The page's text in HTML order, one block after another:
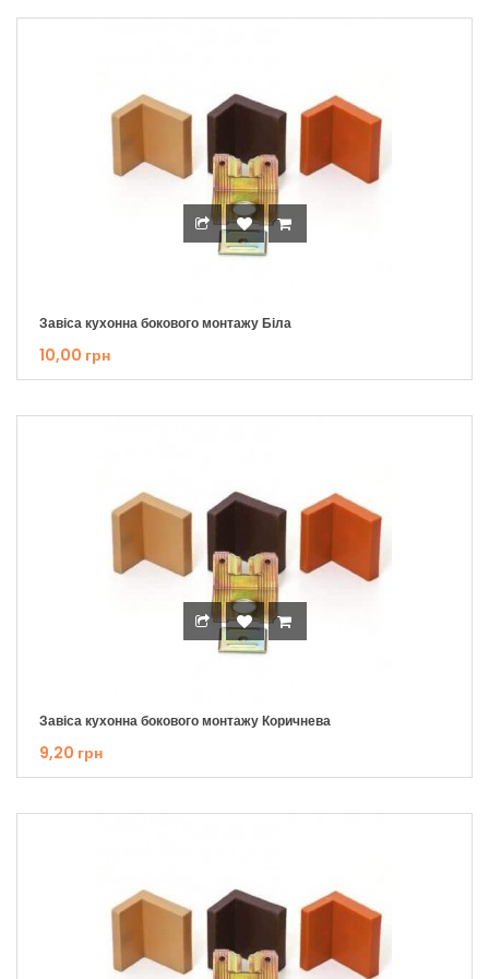
Завіса кухонна бокового монтажу Біла
10,00 грн
Завіса кухонна бокового монтажу Коричнева
9,20 грн